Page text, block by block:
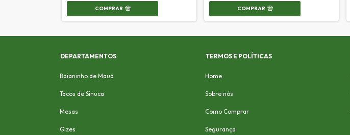
COMPRAR COMPRAR
DEPARTAMENTOS
Baianinho de Mauá
Tacos de Sinuca
Mesas
Gizes
TERMOS E POLÍTICAS
Home
Sobre nós
Como Comprar
Segurança